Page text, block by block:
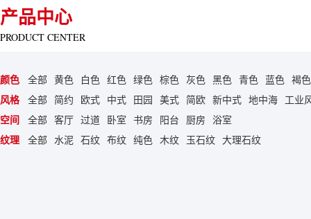
产品中心
PRODUCT CENTER
颜色 全部 黄色 白色 红色 绿色 棕色 灰色 黑色 青色 蓝色
褐色
风格
全部 简约 欧式 中式 田园 美式 简欧 新中式 地中海
工业
空间
全部 客厅 过道 卧室 书房 阳台 厨房
浴室
纹理
全部 水泥 石纹 布纹 纯色 木纹 玉石纹 大理石纹